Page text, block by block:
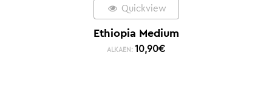
Quickview
Ethiopia Medium
ALKAEN: 10,90€